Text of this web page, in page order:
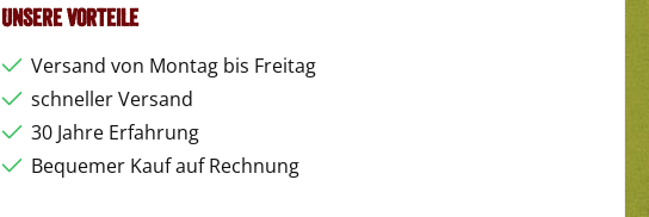
Unsere Vorteile
Versand von Montag bis Freitag
schneller Versand
30 Jahre Erfahrung
Bequemer Kauf auf Rechnung